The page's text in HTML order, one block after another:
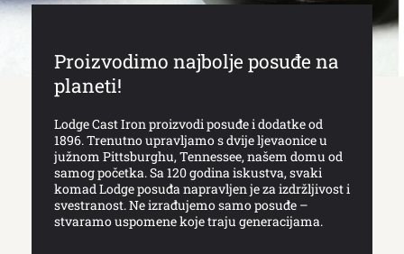
Proizvodimo najbolje posuđe na
planeti!
Lodge Cast Iron proizvodi posuđe i dodatke od
1896. Trenutno upravljamo s dvije ljevaonice u
južnom Pittsburghu, Tennessee, našem domu od
samog početka. Sa 120 godina iskustva, svaki
komad Lodge posuđa napravljen je za izdržljivost i
svestranost. Ne izrađujemo samo posuđe –
stvaramo uspomene koje traju generacijama.